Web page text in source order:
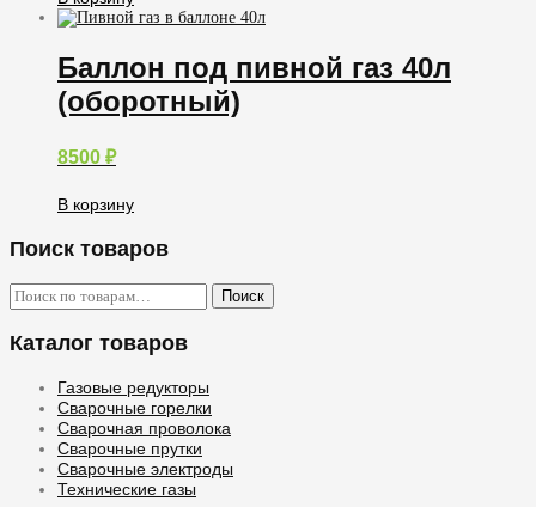
Баллон под пивной газ 40л
(оборотный)
8500 ₽
В корзину
Поиск товаров
Искать: Поиск
Каталог товаров
Газовые редукторы
Сварочные горелки
Сварочная проволока
Сварочные прутки
Сварочные электроды
Технические газы